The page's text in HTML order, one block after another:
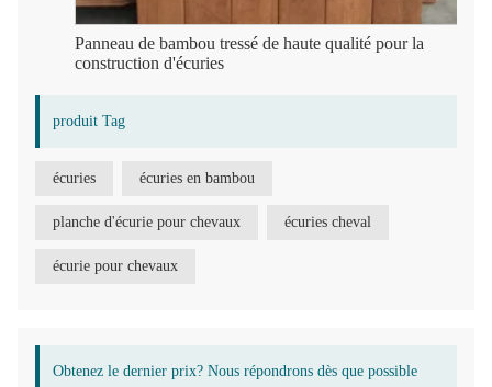
Panneau de bambou tressé de haute qualité pour la
construction d'écuries
produit Tag
écuries écuries en bambou
planche d'écurie pour chevaux écuries cheval
écurie pour chevaux
Obtenez le dernier prix? Nous répondrons dès que possible